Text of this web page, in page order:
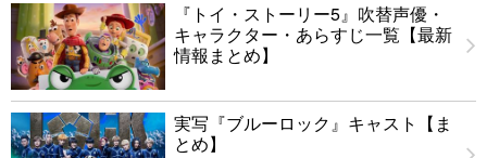
『トイ・ストーリー5』吹替声優・
キャラクター・あらすじ一覧【最新
情報まとめ】
実写『ブルーロック』キャスト【ま
とめ】